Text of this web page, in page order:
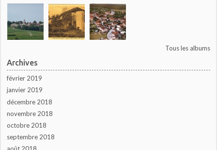
Tous les albums
Archives
février 2019
janvier 2019
décembre 2018
novembre 2018
octobre 2018
septembre 2018